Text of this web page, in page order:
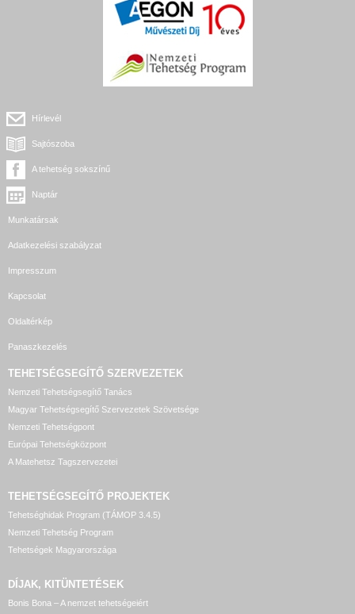
Hírlevél
Sajtószoba
A tehetség sokszínű
Naptár
Munkatársak
Adatkezelési szabályzat
Impresszum
Kapcsolat
Oldaltérkép
Panaszkezelés
TEHETSÉGSEGÍTŐ SZERVEZETEK
Nemzeti Tehetségsegítő Tanács
Magyar Tehetségsegítő Szervezetek Szövetsége
Nemzeti Tehetségpont
Európai Tehetségközpont
A Matehetsz Tagszervezetei
TEHETSÉGSEGÍTŐ PROJEKTEK
Tehetséghidak Program (TÁMOP 3.4.5)
Nemzeti Tehetség Program
Tehetségek Magyarországa
DÍJAK, KITÜNTETÉSEK
Bonis Bona – A nemzet tehetségeiért